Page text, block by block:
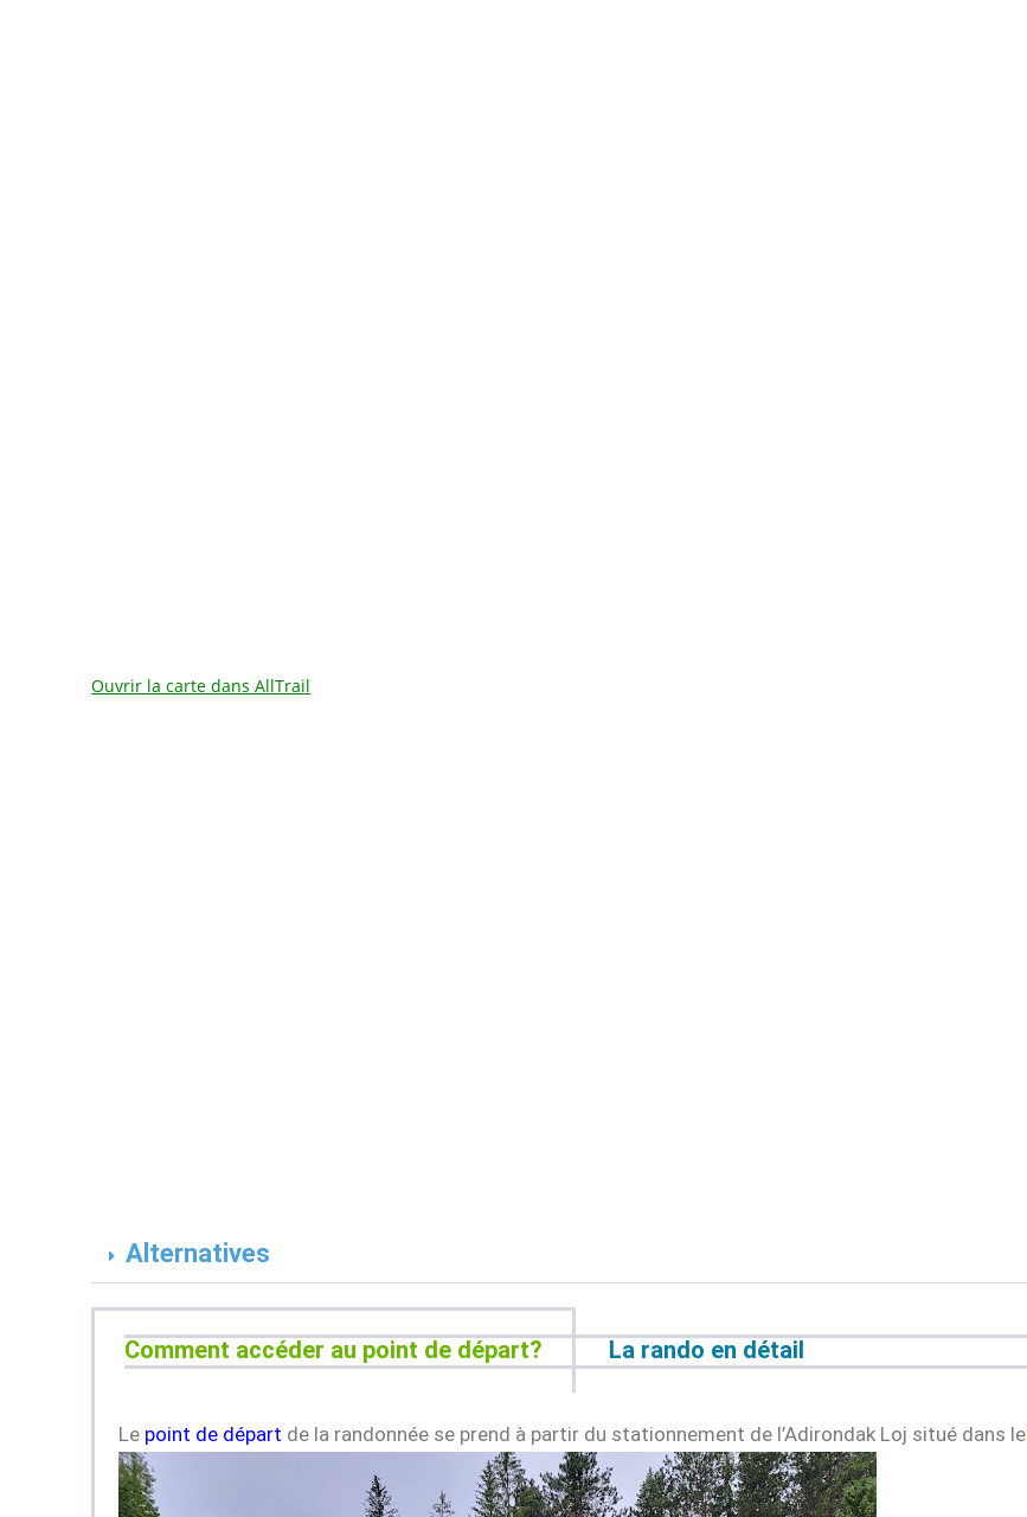
Ouvrir la carte dans AllTrail
Alternatives
Comment accéder au point de départ? La rando en détail
Le point de départ de la randonnée se prend à partir du stationnement de l’Adirondak Loj situé dans le